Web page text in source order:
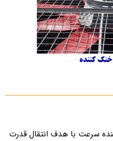
سرعت با هدف انتقال قدرت